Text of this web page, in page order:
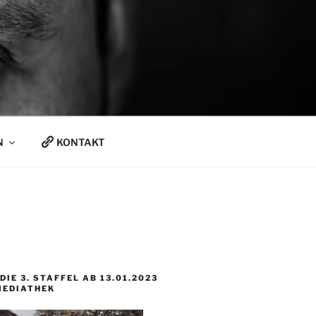
KONTAKT
3. STAFFEL AB 13.01.2023